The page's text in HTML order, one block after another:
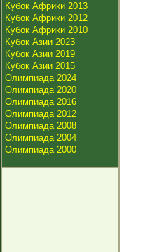
Кубок Африки 2013
Кубок Африки 2012
Кубок Африки 2010
Кубок Азии 2023
Кубок Азии 2019
Кубок Азии 2015
Олимпиада 2024
Олимпиада 2020
Олимпиада 2016
Олимпиада 2012
Олимпиада 2008
Олимпиада 2004
Олимпиада 2000